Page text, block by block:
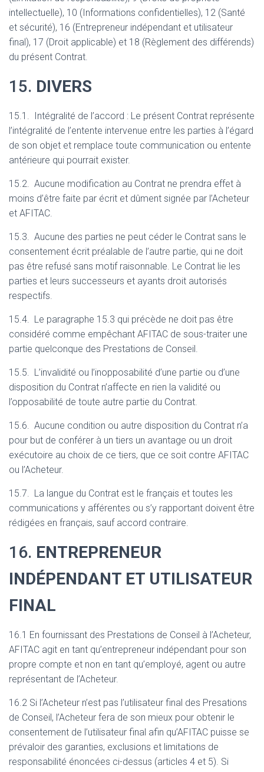
intellectuelle), 10 (Informations confidentielles), 12 (Santé
et sécurité), 16 (Entrepreneur indépendant et utilisateur
final), 17 (Droit applicable) et 18 (Règlement des différends)
du présent Contrat.
15. DIVERS
15.1. Intégralité de l’accord : Le présent Contrat représente
l’intégralité de l’entente intervenue entre les parties à l’égard
de son objet et remplace toute communication ou entente
antérieure qui pourrait exister.
15.2. Aucune modification au Contrat ne prendra effet à
moins d’être faite par écrit et dûment signée par l’Acheteur
et AFITAC.
15.3. Aucune des parties ne peut céder le Contrat sans le
consentement écrit préalable de l’autre partie, qui ne doit
pas être refusé sans motif raisonnable. Le Contrat lie les
parties et leurs successeurs et ayants droit autorisés
respectifs.
15.4. Le paragraphe 15.3 qui précède ne doit pas être
considéré comme empêchant AFITAC de sous-traiter une
partie quelconque des Prestations de Conseil.
15.5. L’invalidité ou l’inopposabilité d’une partie ou d’une
disposition du Contrat n’affecte en rien la validité ou
l’opposabilité de toute autre partie du Contrat.
15.6. Aucune condition ou autre disposition du Contrat n’a
pour but de conférer à un tiers un avantage ou un droit
exécutoire au choix de ce tiers, que ce soit contre AFITAC
ou l’Acheteur.
15.7. La langue du Contrat est le français et toutes les
communications y afférentes ou s’y rapportant doivent être
rédigées en français, sauf accord contraire.
16. ENTREPRENEUR
INDÉPENDANT ET UTILISATEUR
FINAL
16.1 En fournissant des Prestations de Conseil à l’Acheteur,
AFITAC agit en tant qu’entrepreneur indépendant pour son
propre compte et non en tant qu’employé, agent ou autre
représentant de l’Acheteur.
16.2 Si l’Acheteur n’est pas l’utilisateur final des Presations
de Conseil, l’Acheteur fera de son mieux pour obtenir le
consentement de l’utilisateur final afin qu’AFITAC puisse se
prévaloir des garanties, exclusions et limitations de
responsabilité énoncées ci-dessus (articles 4 et 5). Si